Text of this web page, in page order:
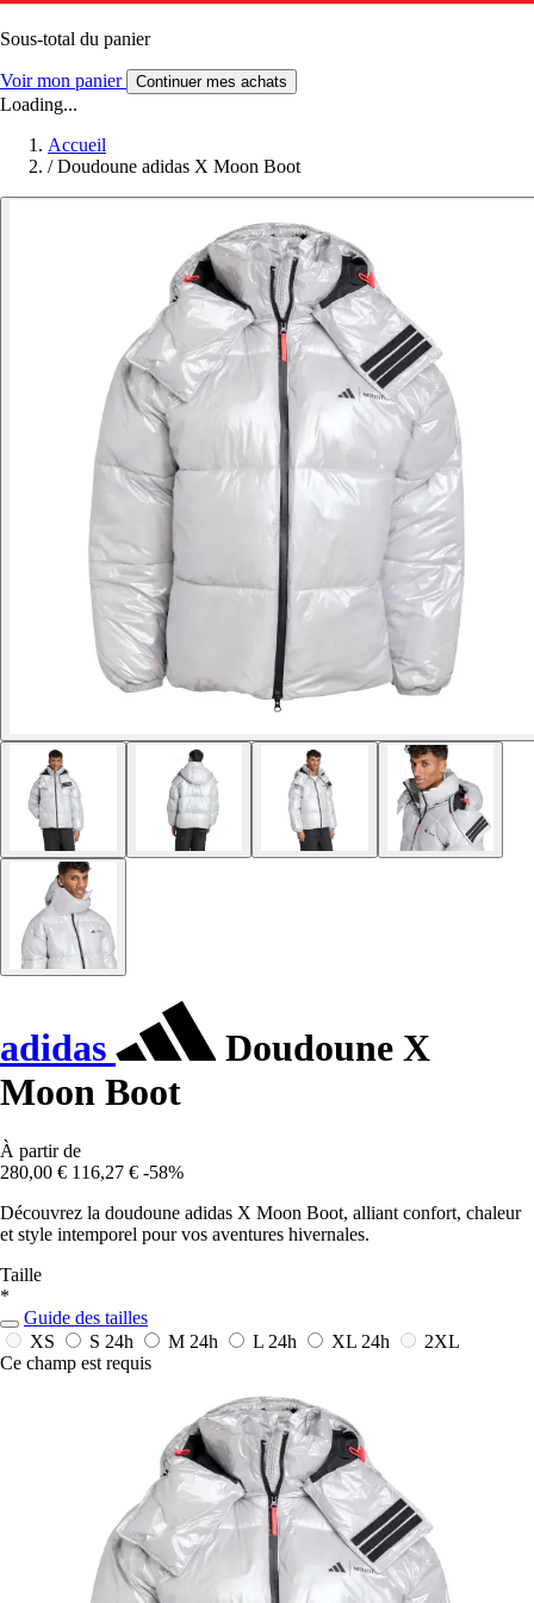
Sous-total du panier
Voir mon panier Continuer mes achats
Loading...
Accueil
/ Doudoune adidas X Moon Boot
adidas
Doudoune X
Moon Boot
À partir de
280,00 € 116,27 € -58%
Découvrez la doudoune adidas X Moon Boot, alliant confort, chaleur
et style intemporel pour vos aventures hivernales.
Taille
*
Guide des tailles
XS
S 24h M 24h L 24h XL 24h
2XL
Ce champ est requis